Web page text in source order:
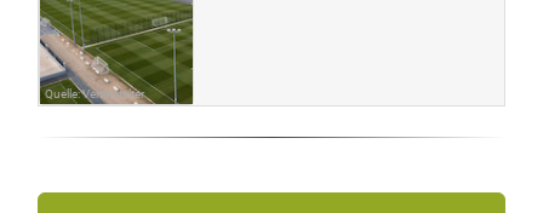
Quelle: Veranstalter